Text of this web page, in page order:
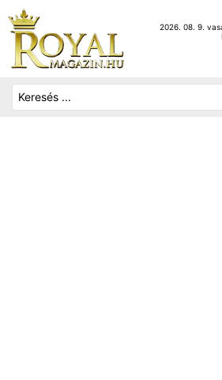
2026. 08. 9.